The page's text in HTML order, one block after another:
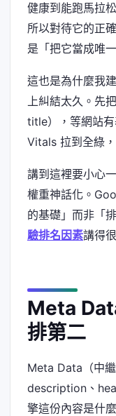
健康到能跑馬拉
所以對待它的正
是「把它當成唯
這也是為什麼我
上糾結太久。先
title），等網站
Vitals 拉到全綠
講到這裡要小心
權重神話化。
的基礎」而非「
驗排名因素講得
Meta
排第二
Meta Data（中
description、
擎這份內容是什